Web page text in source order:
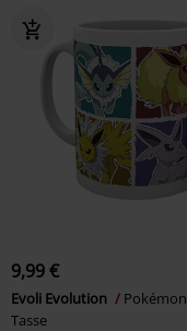
9,99 €
Evoli Evolution
Pokémon
Tasse